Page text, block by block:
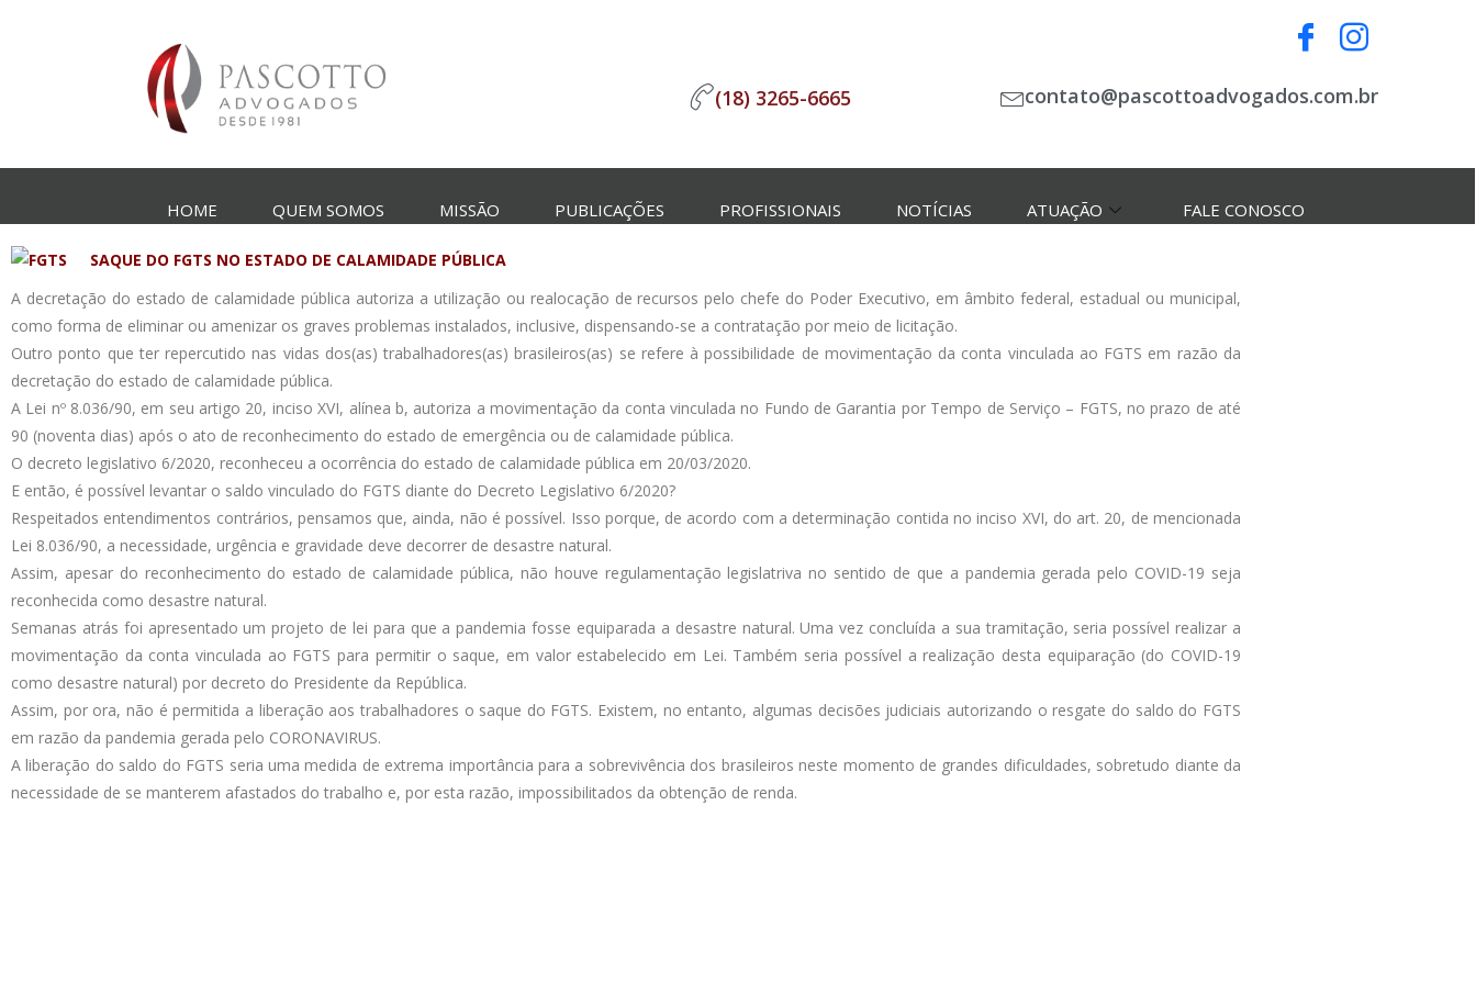
(18) 3265-6665 contato@pascottoadvogados.com.br
HOME QUEM SOMOS MISSÃO PUBLICAÇÕES PROFISSIONAIS NOTÍCIAS ATUAÇÃO FALE CONOSCO
SAQUE DO FGTS NO ESTADO DE CALAMIDADE PÚBLICA
A decretação do estado de calamidade pública autoriza a utilização ou realocação de recursos pelo chefe do Poder Executivo, em âmbito federal, estadual ou municipal,
como forma de eliminar ou amenizar os graves problemas instalados, inclusive, dispensando-se a contratação por meio de licitação.
Outro ponto que ter repercutido nas vidas dos(as) trabalhadores(as) brasileiros(as) se refere à possibilidade de movimentação da conta vinculada ao FGTS em razão da
decretação do estado de calamidade pública.
A Lei nº 8.036/90, em seu artigo 20, inciso XVI, alínea b, autoriza a movimentação da conta vinculada no Fundo de Garantia por Tempo de Serviço – FGTS, no prazo de até
90 (noventa dias) após o ato de reconhecimento do estado de emergência ou de calamidade pública.
O decreto legislativo 6/2020, reconheceu a ocorrência do estado de calamidade pública em 20/03/2020.
E então, é possível levantar o saldo vinculado do FGTS diante do Decreto Legislativo 6/2020?
Respeitados entendimentos contrários, pensamos que, ainda, não é possível. Isso porque, de acordo com a determinação contida no inciso XVI, do art. 20, de mencionada
Lei 8.036/90, a necessidade, urgência e gravidade deve decorrer de desastre natural.
Assim, apesar do reconhecimento do estado de calamidade pública, não houve regulamentação legislatriva no sentido de que a pandemia gerada pelo COVID-19 seja
reconhecida como desastre natural.
Semanas atrás foi apresentado um projeto de lei para que a pandemia fosse equiparada a desastre natural. Uma vez concluída a sua tramitação, seria possível realizar a
movimentação da conta vinculada ao FGTS para permitir o saque, em valor estabelecido em Lei. Também seria possível a realização desta equiparação (do COVID-19
como desastre natural) por decreto do Presidente da República.
Assim, por ora, não é permitida a liberação aos trabalhadores o saque do FGTS. Existem, no entanto, algumas decisões judiciais autorizando o resgate do saldo do FGTS
em razão da pandemia gerada pelo CORONAVIRUS.
A liberação do saldo do FGTS seria uma medida de extrema importância para a sobrevivência dos brasileiros neste momento de grandes dificuldades, sobretudo diante da
necessidade de se manterem afastados do trabalho e, por esta razão, impossibilitados da obtenção de renda.